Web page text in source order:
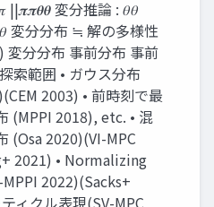
||𝝅𝝅𝜽𝜽 変分推論 : 𝜃𝜃
変分分布 ≒ 解の多様性
変分分布 事前分布 事前
索範囲 • ガウス分布
2003) • 前時刻で最
(MPPI 2018), etc. • 混
(Osa 2020)(VI-MPC
2021) • Normalizing
2022)(Sacks+
ィクル表現(SV-MPC